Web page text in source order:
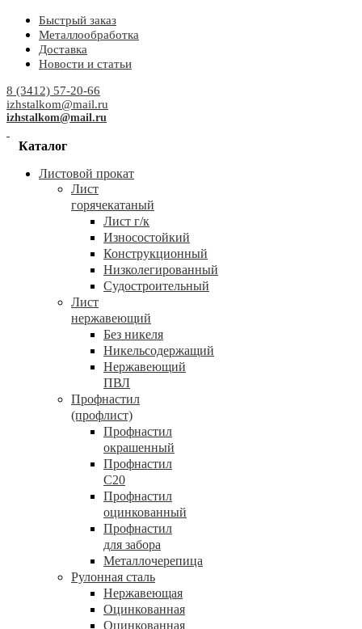
Быстрый заказ
Металлообработка
Доставка
Новости и статьи
8 (3412) 57-20-66
izhstalkom@mail.ru
izhstalkom@mail.ru
Каталог
Листовой прокат
Лист
горячекатаный
Лист г/к
Износостойкий
Конструкционный
Низколегированный
Судостроительный
Лист
нержавеющий
Без никеля
Никельсодержащий
Нержавеющий
ПВЛ
Профнастил
(профлист)
Профнастил
окрашенный
Профнастил
С20
Профнастил
оцинкованный
Профнастил
для забора
Металлочерепица
Рулонная сталь
Нержавеющая
Оцинкованная
Оцинкованная